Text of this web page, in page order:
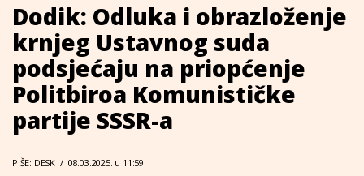
Dodik: Odluka i obrazloženje
krnjeg Ustavnog suda
podsjećaju na priopćenje
Politbiroa Komunističke
partije SSSR-a
PIŠE: DESK / 08.03.2025. u 11:59